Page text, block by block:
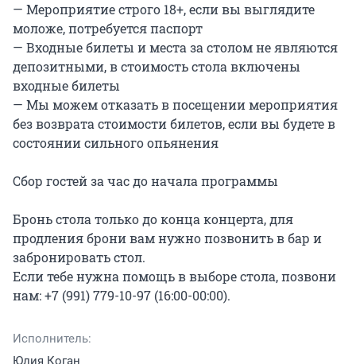
— Мероприятие строго 18+, если вы выглядите
моложе, потребуется паспорт
— Входные билеты и места за столом не являются
депозитными, в стоимость стола включены
входные билеты
— Мы можем отказать в посещении мероприятия
без возврата стоимости билетов, если вы будете в
состоянии сильного опьянения
Сбор гостей за час до начала программы
Бронь стола только до конца концерта, для
продления брони вам нужно позвонить в бар и
забронировать стол.
Если тебе нужна помощь в выборе стола, позвони
нам: +7 (991) 779-10-97 (16:00-00:00).
Исполнитель:
Юлия Коган